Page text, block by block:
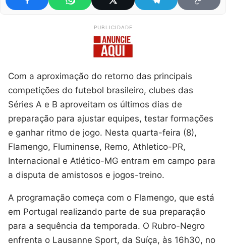
PUBLICIDADE
Com a aproximação do retorno das principais
competições do futebol brasileiro, clubes das
Séries A e B aproveitam os últimos dias de
preparação para ajustar equipes, testar formações
e ganhar ritmo de jogo. Nesta quarta-feira (8),
Flamengo, Fluminense, Remo, Athletico-PR,
Internacional e Atlético-MG entram em campo para
a disputa de amistosos e jogos-treino.
A programação começa com o Flamengo, que está
em Portugal realizando parte de sua preparação
para a sequência da temporada. O Rubro-Negro
enfrenta o Lausanne Sport, da Suíça, às 16h30, no